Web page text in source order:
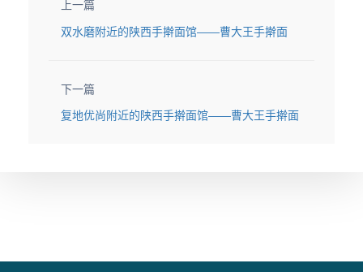
上一篇
双水磨附近的陕西手擀面馆——曹大王手擀面
下一篇
复地优尚附近的陕西手擀面馆——曹大王手擀面